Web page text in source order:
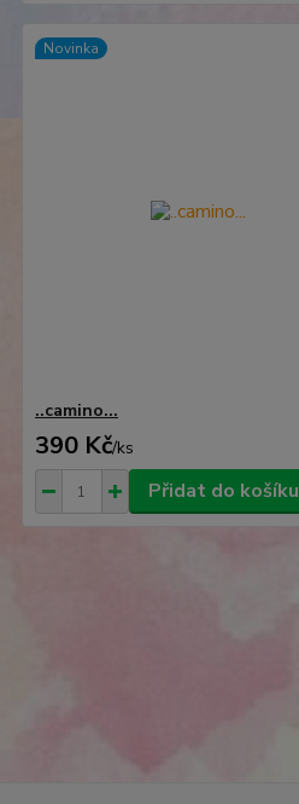
Novinka
..camino...
390 Kč/ks
Přidat do košíku